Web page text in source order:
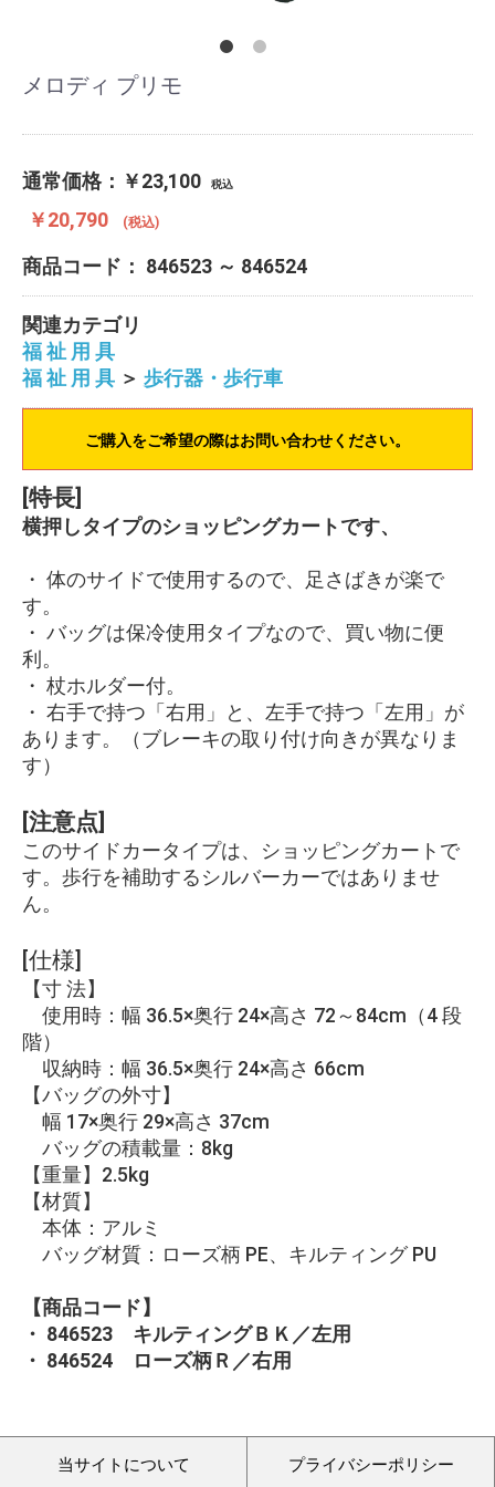
メロディ プリモ
通常価格： ￥23,100 税込
￥20,790 (税込)
商品コード： 846523 ～ 846524
関連カテゴリ
福 祉 用 具
福 祉 用 具 ＞ 歩行器・歩行車
ご購入をご希望の際はお問い合わせください。
[特長]
横押しタイプのショッピングカートです、
・ 体のサイドで使用するので、足さばきが楽で
す。
・ バッグは保冷使用タイプなので、買い物に便
利。
・ 杖ホルダー付。
・ 右手で持つ「右用」と、左手で持つ「左用」が
あります。（ブレーキの取り付け向きが異なりま
す）
[注意点]
このサイドカータイプは、ショッピングカートで
す。歩行を補助するシルバーカーではありませ
ん。
[仕様]
【寸 法】
使用時：幅 36.5×奥行 24×高さ 72～84cm（4 段
階）
収納時：幅 36.5×奥行 24×高さ 66cm
【バッグの外寸】
幅 17×奥行 29×高さ 37cm
バッグの積載量：8kg
【重量】2.5kg
【材質】
本体：アルミ
バッグ材質：ローズ柄 PE、キルティング PU
【商品コード】
・ 846523 キルティングＢＫ／左用
・ 846524 ローズ柄Ｒ／右用
当サイトについて プライバシーポリシー